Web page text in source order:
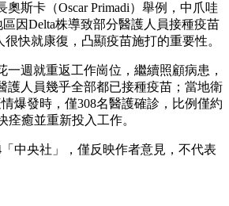
斯卡（Oscar Primadi）舉例，中爪哇
因Delta株導致部分醫護人員接種疫苗
快就康復，凸顯疫苗施打的重要性。
一週就重返工作崗位，繼續照顧病患，
護人員幾乎全部都已接種疫苗；當地衛
爆發時，僅308名醫護確診，比例僅約
痊癒並重新投入工作。
中央社」
，僅反映作者意見，不代表